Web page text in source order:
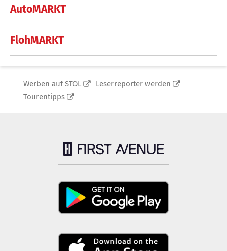
AutoMARKT
FlohMARKT
Werben auf STOL
Leserreporter werden
Tourentipps